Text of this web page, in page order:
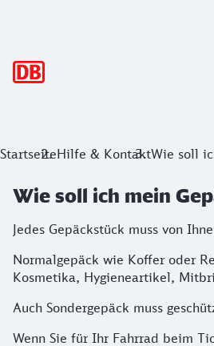
StartseiteHilfe & KontaktWie soll
Wie soll ich mein
Jedes Gepäckstück muss von
Normalgepäck wie Koffer oder
Kosmetika, Hygieneartikel,
Auch Sondergepäck muss
Wenn Sie für Ihr Fahrrad beim